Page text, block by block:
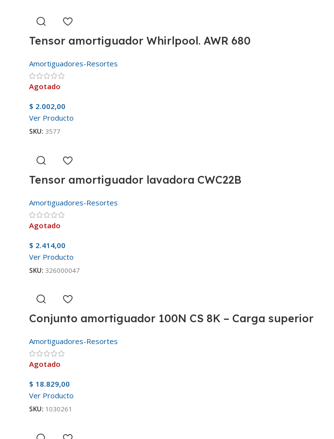
Tensor amortiguador Whirlpool. AWR 680
Amortiguadores-Resortes
Agotado
$ 2.002,00
Ver Producto
SKU: 3577
Tensor amortiguador lavadora CWC22B
Amortiguadores-Resortes
Agotado
$ 2.414,00
Ver Producto
SKU: 326000047
Conjunto amortiguador 100N CS 8K – Carga superior
Amortiguadores-Resortes
Agotado
$ 18.829,00
Ver Producto
SKU: 1030261